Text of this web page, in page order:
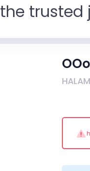
the trusted